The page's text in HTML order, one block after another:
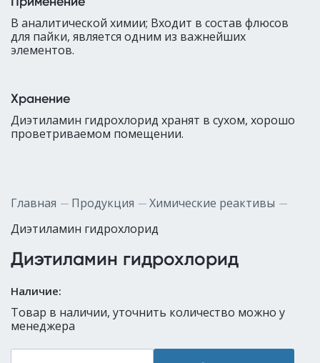
В аналитической химии; Входит в состав флюсов
для пайки, является одним из важнейших
элементов.
Хранение
Диэтиламин гидрохлорид хранят в сухом, хорошо
проветриваемом помещении.
Главная Продукция
Химические реактивы
Диэтиламин гидрохлорид
Диэтиламин гидрохлорид
Наличие:
Товар в наличии, уточнить количество можно у
менеджера